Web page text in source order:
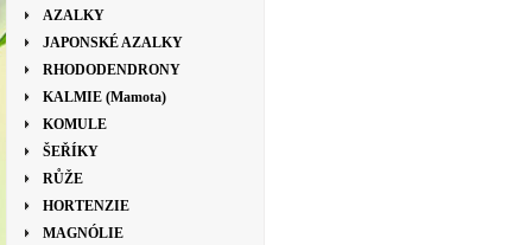
AZALKY
JAPONSKÉ AZALKY
RHODODENDRONY
KALMIE (Mamota)
KOMULE
ŠEŘÍKY
RŮŽE
HORTENZIE
MAGNÓLIE